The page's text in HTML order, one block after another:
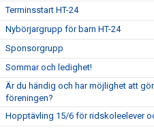
Terminsstart HT-24
Nybörjargrupp för barn HT-24
Sponsorgrupp
Sommar och ledighet!
Är du händig och har möjlighet att
föreningen?
Hopptävling 15/6 för ridskoleelever